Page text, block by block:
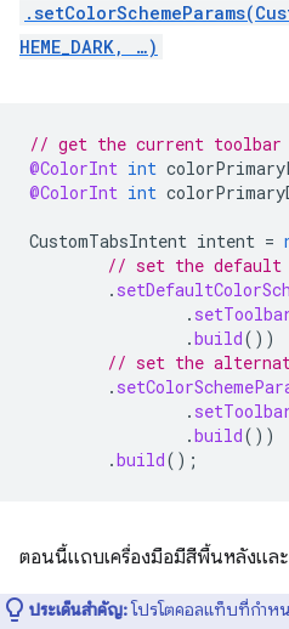
HEME_DARK, …)
// get the current toolbar
@ColorInt int
@ColorInt int
CustomTabsIntent intent =
// set the default
.
.
.build())
// set the
.
.
.build())
.build();
ตอนนี้แถบเครื่องมือมีสีพื้นหลังแล
ประเด็นสำคัญ:โปรโตคอลแท็บที่กำหน